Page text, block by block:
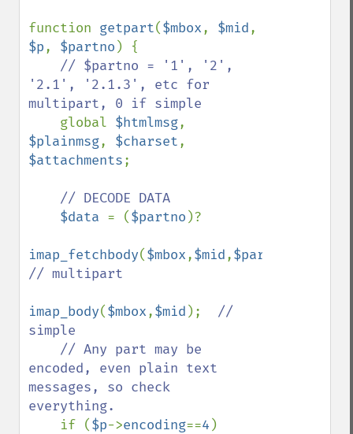
function getpart($mbox, $mid
$p, $partno ) {
// $partno = '1', '2',
'2.1', '2.1.3', etc for
multipart, 0 if simple
global $htmlmsg
$plainmsg, $charset
$attachments;
// DECODE DATA
$data = ($partno )?
imap_fetchbody($mbox,$mid,$partno
// multipart
imap_body($mbox,$mid ); //
simple
encoded, even plain text
messages, so check
everything.
if ($p->encoding==4 )